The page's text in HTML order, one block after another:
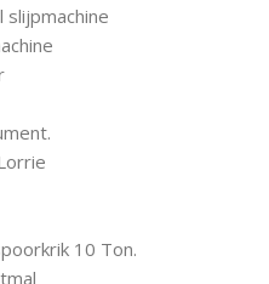
slijpmachine
10 Ton.